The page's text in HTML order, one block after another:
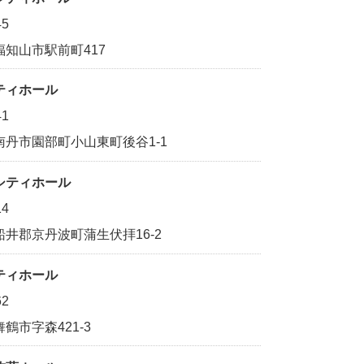
知山市駅前町417
ィホール
丹市園部町小山東町後谷1-1
ティホール
井郡京丹波町蒲生伏拝16-2
ィホール
鶴市字森421-3